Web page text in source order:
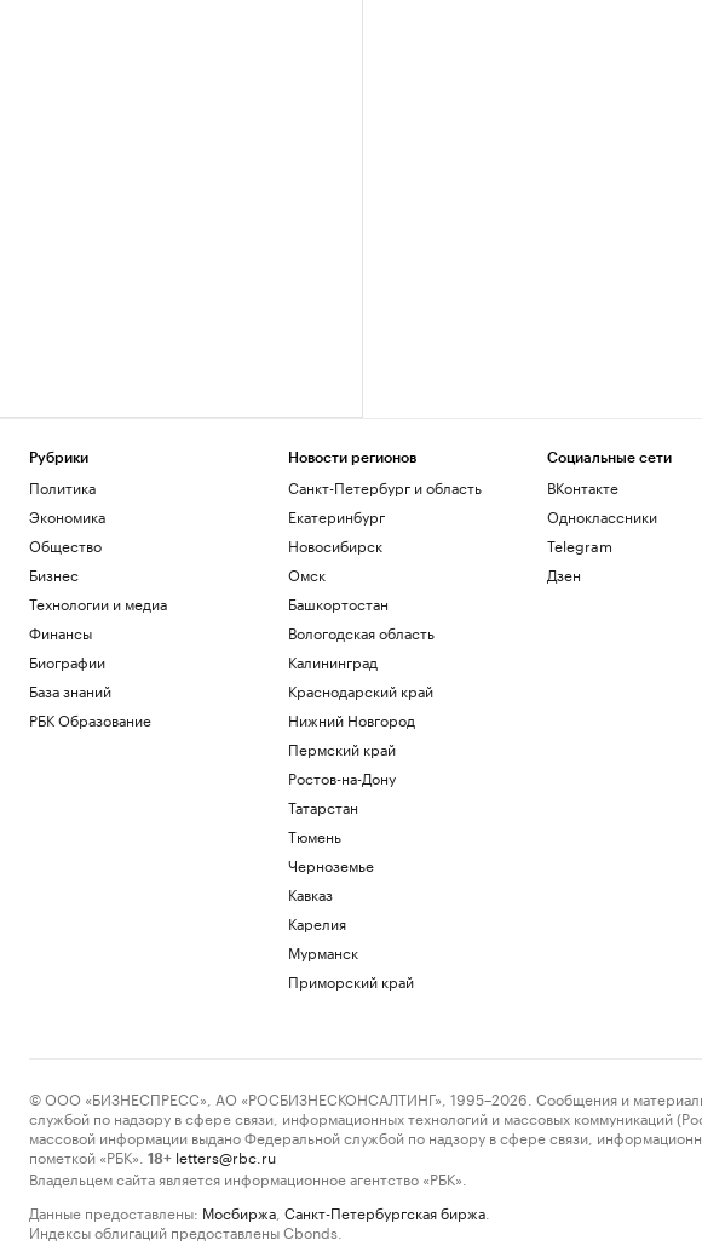
Рубрики
Политика
Экономика
Общество
Бизнес
Технологии и медиа
Финансы
Биографии
База знаний
РБК Образование
Новости регионов
Санкт-Петербург и область
Екатеринбург
Новосибирск
Омск
Башкортостан
Вологодская область
Калининград
Краснодарский край
Нижний Новгород
Пермский край
Ростов-на-Дону
Татарстан
Тюмень
Черноземье
Кавказ
Карелия
Мурманск
Приморский край
Социальные сети
ВКонтакте
Одноклассники
Telegram
Дзен
© ООО «БИЗНЕСПРЕСС», АО «РОСБИЗНЕСКОНСАЛТИНГ», 1995–2026. Сообщения и материалы
службой по надзору в сфере связи, информационных технологий и массовых коммуникаций
массовой информации выдано Федеральной службой по надзору в сфере связи,
пометкой «РБК».
18+ letters@rbc.ru
Владельцем сайта является информационное агентство «РБК».
Данные предоставлены: Мосбиржа Санкт-Петербургская биржа
Индексы облигаций предоставлены Cbonds.